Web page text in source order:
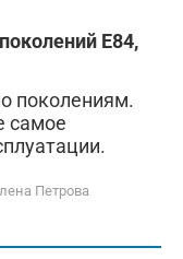
E84,
поколениям.
самое
Петрова